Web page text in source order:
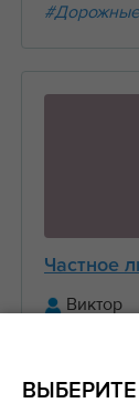
Частное
Виктор